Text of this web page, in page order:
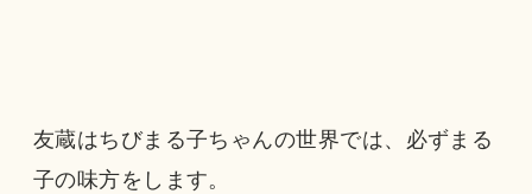
友蔵はちびまる子ちゃんの世界では、必ずまる
子の味方をします。